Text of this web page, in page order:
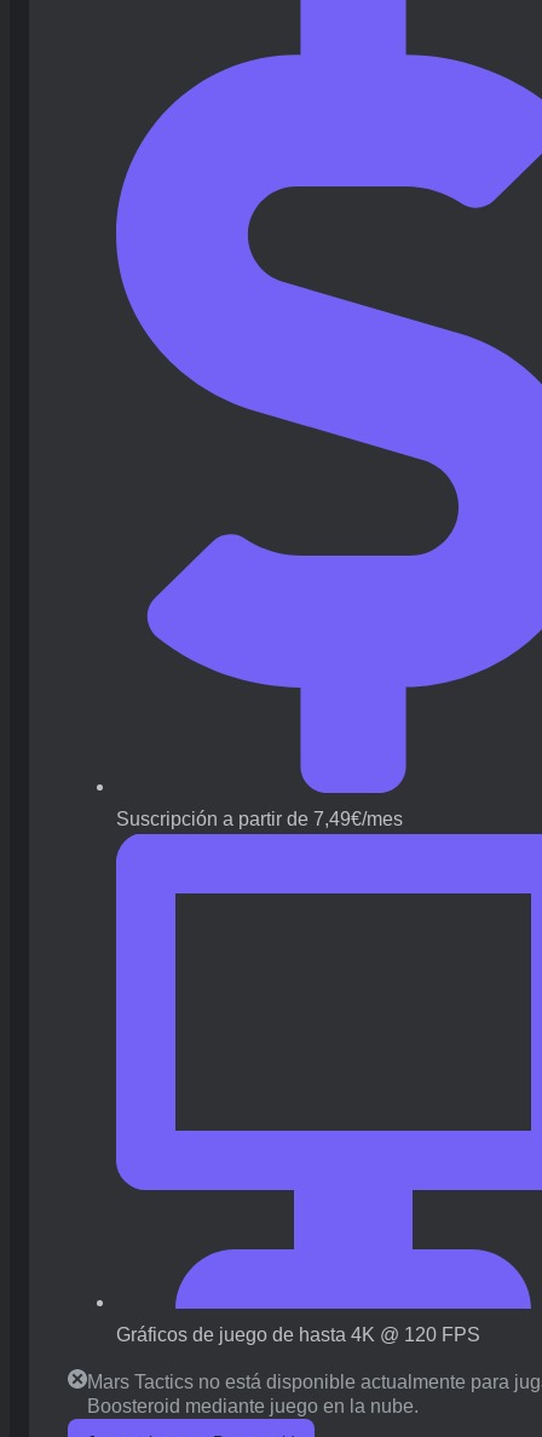
Suscripción a partir de 7,49€/mes
Gráficos de juego de hasta 4K @ 120 FPS
Mars Tactics no está disponible actualmente para
Boosteroid mediante juego en la nube.